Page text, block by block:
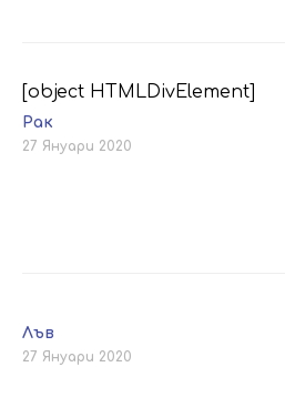
[object HTMLDivElement]
Рак
27 Януари 2020
Лъв
27 Януари 2020